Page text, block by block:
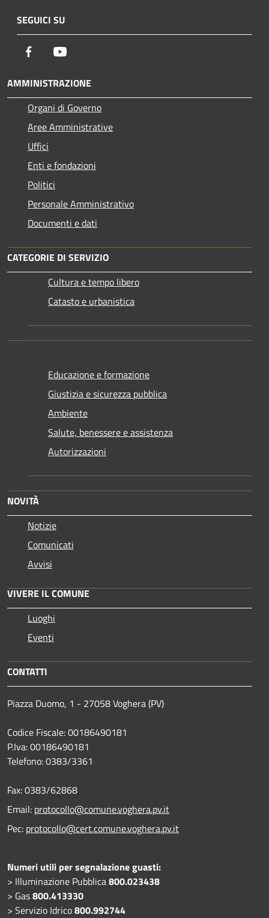
SEGUICI SU
Facebook
AMMINISTRAZIONE
Organi di Governo
Aree Amministrative
Uffici
Enti e fondazioni
Politici
Personale Amministrativo
Documenti e dati
CATEGORIE DI SERVIZIO
Cultura e tempo libero
Catasto e urbanistica
Educazione e formazione
Giustizia e sicurezza pubblica
Ambiente
Salute, benessere e assistenza
Autorizzazioni
NOVITÀ
Notizie
Comunicati
Avvisi
VIVERE IL COMUNE
Luoghi
Eventi
CONTATTI
Piazza Duomo, 1 - 27058 Voghera (PV)
Codice Fiscale: 00186490181
P.Iva: 00186490181
Telefono:0383/3361
Fax:0383/62868
Email: protocollo@comune.voghera.pv.it
Pec: protocollo@cert.comune.voghera.pv.it
Numeri utili per segnalazione guasti:
> Illuminazione Pubblica800.023438
> Gas800.413330
> Servizio Idrico800.992744